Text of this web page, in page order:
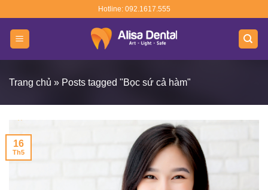
content
Hotline: 092.1617.555
Trang chủ » Posts tagged "Bọc sứ cả hàm"
16
Th5